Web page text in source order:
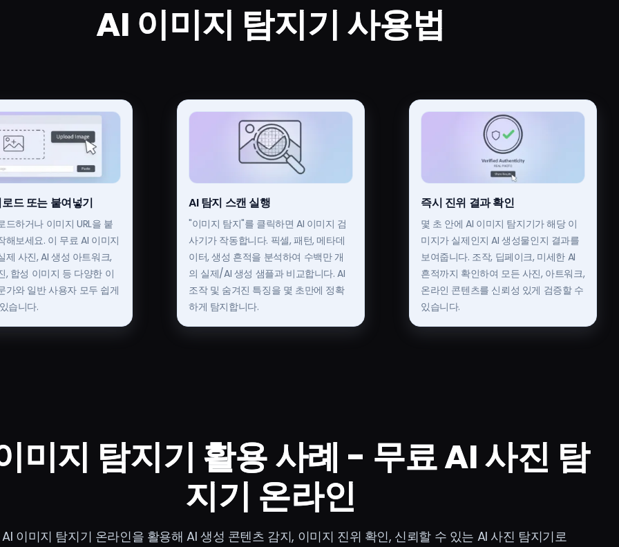
AI 이미지 탐지기 사용법
드 또는 붙여넣기
드하거나 이미지 URL을 붙
해보세요. 이 무료 AI 이미지
제 사진, AI 생성 아트워크,
, 합성 이미지 등 다양한 이
가와 일반 사용자 모두 쉽게
습니다.
AI 탐지 스캔 실행
"이미지 탐지"를 클릭하면 AI 이미지 검
사기가 작동합니다. 픽셀, 패턴, 메타데
이터, 생성 흔적을 분석하여 수백만 개
의 실제/AI 생성 샘플과 비교합니다. AI
조작 및 숨겨진 특징을 몇 초만에 정확
하게 탐지합니다.
즉시 진위 결과 확인
몇 초 안에 AI 이미지 탐지기가 해당 이
미지가 실제인지 AI 생성물인지 결과를
보여줍니다. 조작, 딥페이크, 미세한 AI
흔적까지 확인하여 모든 사진, 아트워크,
온라인 콘텐츠를 신뢰성 있게 검증할 수
있습니다.
미지 탐지기 활용 사례 - 무료 AI 사진 탐
지기 온라인
이미지 탐지기 온라인을 활용해 AI 생성 콘텐츠 감지, 이미지 진위 확인, 신뢰할 수 있는 AI 사진 탐지기로